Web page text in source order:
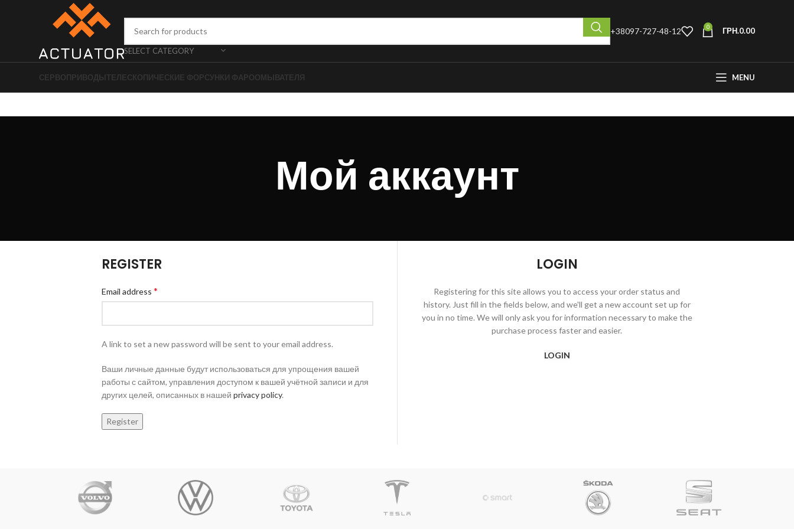
SELECT CATEGORY
+38097-727-48-12 0 ГРН.0.00
СЕРВОПРИВОДЫТЕЛЕСКОПИЧЕСКИЕ ФОРСУНКИ ФАРООМЫВАТЕЛЯ MENU
Мой аккаунт
REGISTER
Email address *
A link to set a new password will be sent to your email address.
Ваши личные данные будут использоваться для упрощения вашей
работы с сайтом, управления доступом к вашей учётной записи и для
других целей, описанных в нашей privacy policy.
Register
LOGIN
Registering for this site allows you to access your order status and
history. Just fill in the fields below, and we'll get a new account set up for
you in no time. We will only ask you for information necessary to make the
purchase process faster and easier.
LOGIN